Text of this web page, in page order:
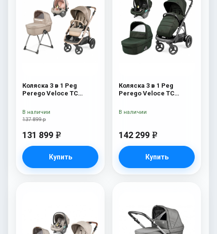
Коляска 3 в 1 Peg
Perego Veloce TC
Amour
137 899 р
131 899 e
Купить
В наличии
Коляска 3 в 1 Peg
Perego Veloce TC
142 299 e
Купить
В наличии